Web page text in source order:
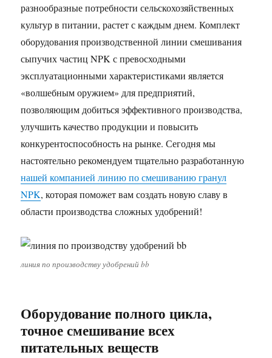
разнообразные потребности сельскохозяйственных
культур в питании, растет с каждым днем. Комплект
оборудования производственной линии смешивания
сыпучих частиц NPK с превосходными
эксплуатационными характеристиками является
«волшебным оружием» для предприятий,
позволяющим добиться эффективного производства,
улучшить качество продукции и повысить
конкурентоспособность на рынке. Сегодня мы
настоятельно рекомендуем тщательно разработанную
нашей компанией линию по смешиванию гранул
NPK, которая поможет вам создать новую славу в
области производства сложных удобрений!
линия по производству удобрений bb
Оборудование полного цикла,
точное смешивание всех
питательных веществ